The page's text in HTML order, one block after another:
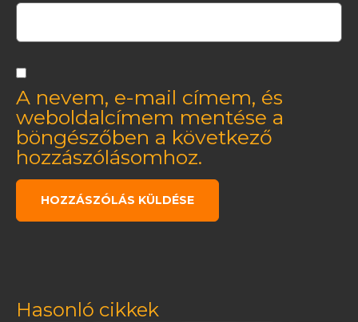
A nevem, e-mail címem, és
weboldalcímem mentése a
böngészőben a következő
hozzászólásomhoz.
Hasonló cikkek